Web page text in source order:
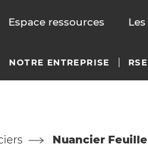
Espace ressources
NOTRE ENTREPRISE RSE
Nuancier